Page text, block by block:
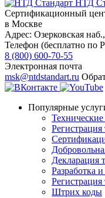
НТД
Сертификационный
в Москве
Адрес: Озерковская
Телефон (бесплатно по
8 (800) 600-70-55
Электронная почта
msk@ntdstandart.ru
Популярные
Декларация
Разработка
Штрих коды